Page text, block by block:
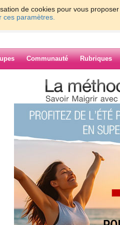
de cookies pour vous
ces paramètres.
Communauté Rubriques
problème avec Internet
Internet
tout sera OK